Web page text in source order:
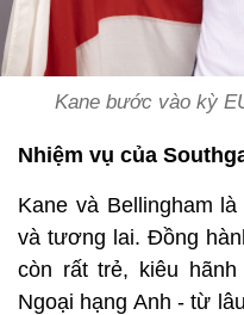
Kane bước vào kỳ
Nhiệm vụ của
Kane và Bellingham
và tương lai. Đồng
còn rất trẻ, kiêu
Ngoại hạng Anh - từ